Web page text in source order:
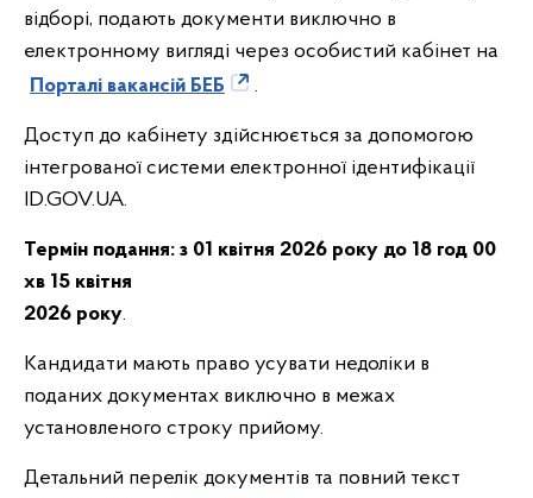
відборі, подають документи виключно в
електронному вигляді через особистий кабінет на
Порталі вакансій БЕБ
.
Доступ до кабінету здійснюється за допомогою
інтегрованої системи електронної ідентифікації
ID.GOV.UA.
Термін подання: з 01 квітня 2026 року до 18 год 00
хв 15 квітня
2026 року.
Кандидати мають право усувати недоліки в
поданих документах виключно в межах
установленого строку прийому.
Детальний перелік документів та повний текст